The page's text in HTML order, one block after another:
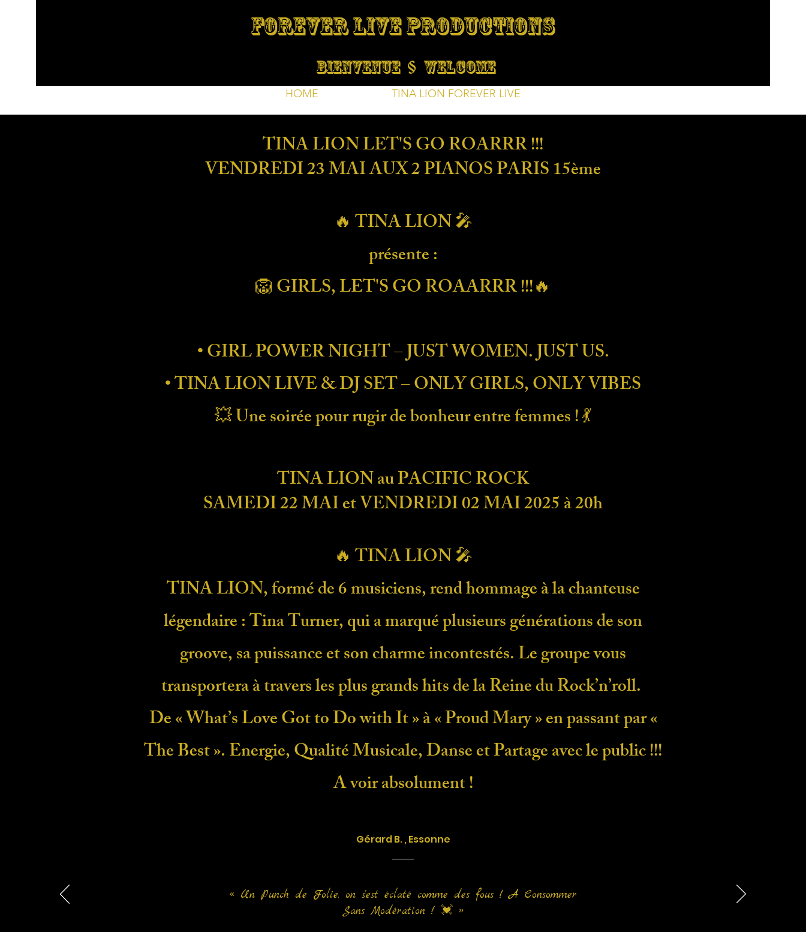
FOREVER LIVE PRODUCTIONS
HOME TINA LION FOREVER LIVE
BIENVENUE § WELCOME
TINA LION LET'S GO ROARRR !!!
VENDREDI 23 MAI AUX 2 PIANOS PARIS 15ème
🔥 TINA LION 🎤
présente :
🦁 GIRLS, LET'S GO ROAARRR !!!🔥
• GIRL POWER NIGHT – JUST WOMEN. JUST US.
• TINA LION LIVE & DJ SET – ONLY GIRLS, ONLY VIBES
💥 Une soirée pour rugir de bonheur entre femmes ! 💃
TINA LION au PACIFIC ROCK
SAMEDI 22 MAI et VENDREDI 02 MAI 2025 à 20h
🔥 TINA LION 🎤
TINA LION, formé de 6 musiciens, rend hommage à la chanteuse
légendaire : Tina Turner, qui a marqué plusieurs générations de son
groove, sa puissance et son charme incontestés. Le groupe vous
transportera à travers les plus grands hits de la Reine du Rock’n’roll.
De « What’s Love Got to Do with It » à « Proud Mary » en passant par «
The Best ». Energie, Qualité Musicale, Danse et Partage avec le public !!!
A voir absolument !
Gérard B. , Essonne
« Un Punch de Folie, on s'est éclaté comme des fous ! A Consommer
Sans Modération ! 💓 »